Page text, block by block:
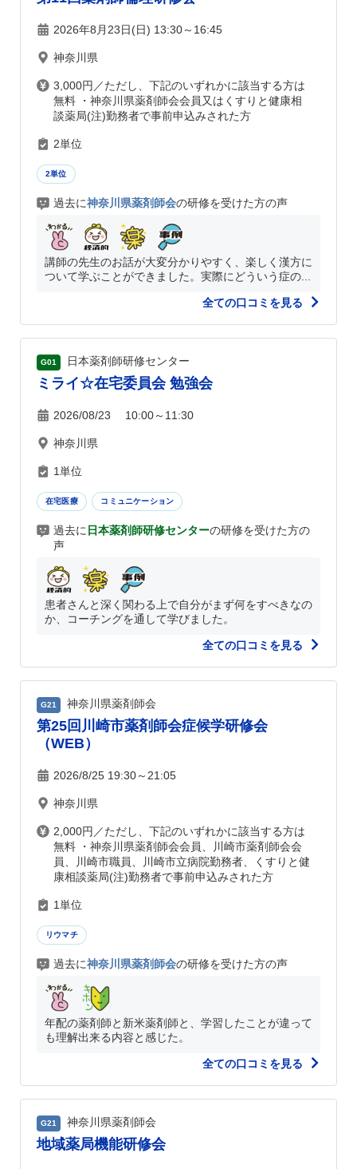
2026年8月23日(日) 13:30～16:45
神奈川県
3,000円／ただし、下記のいずれかに該当する方は
無料 ・神奈川県薬剤師会会員又はくすりと健康相
談薬局(注)勤務者で事前申込みされた方
2単位
2単位
過去に神奈川県薬剤師会の研修を受けた方の声
講師の先生のお話が大変分かりやすく、楽しく漢方に
ついて学ぶことができました。実際にどういう症の...
全ての口コミを見る
G01 日本薬剤師研修センター
ミライ☆在宅委員会 勉強会
2026/08/23 10:00～11:30
神奈川県
1単位
在宅医療 コミュニケーション
過去に 日本薬剤師研修センターの研修を受けた方の
声
患者さんと深く関わる上で自分がまず何をすべきなの
か、コーチングを通して学びました。
全ての口コミを見る
G21 神奈川県薬剤師会
第25回川崎市薬剤師会症候学研修会
（WEB）
2026/8/25 19:30～21:05
神奈川県
2,000円／ただし、下記のいずれかに該当する方は
無料 ・神奈川県薬剤師会会員、川崎市薬剤師会会
員、川崎市職員、川崎市立病院勤務者、くすりと健
康相談薬局(注)勤務者で事前申込みされた方
1単位
リウマチ
過去に神奈川県薬剤師会の研修を受けた方の声
年配の薬剤師と新米薬剤師と、学習したことが違って
も理解出来る内容と感じた。
全ての口コミを見る
G21 神奈川県薬剤師会
地域薬局機能研修会